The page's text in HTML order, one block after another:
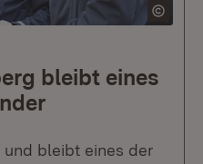
bleibt eines
bleibt eines der